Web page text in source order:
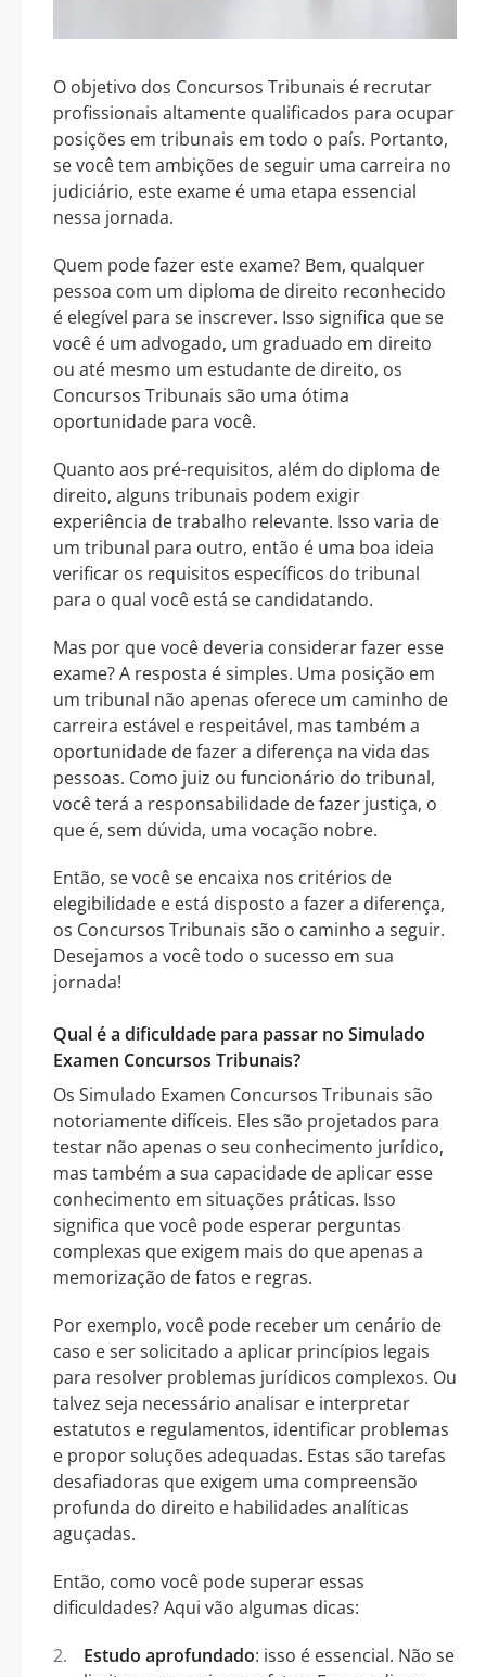
O objetivo dos Concursos Tribunais é recrutar
profissionais altamente qualificados para ocupar
posições em tribunais em todo o país. Portanto,
se você tem ambições de seguir uma carreira no
judiciário, este exame é uma etapa essencial
nessa jornada.
Quem pode fazer este exame? Bem, qualquer
pessoa com um diploma de direito reconhecido
é elegível para se inscrever. Isso significa que se
você é um advogado, um graduado em direito
ou até mesmo um estudante de direito, os
Concursos Tribunais são uma ótima
oportunidade para você.
Quanto aos pré-requisitos, além do diploma de
direito, alguns tribunais podem exigir
experiência de trabalho relevante. Isso varia de
um tribunal para outro, então é uma boa ideia
verificar os requisitos específicos do tribunal
para o qual você está se candidatando.
Mas por que você deveria considerar fazer esse
exame? A resposta é simples. Uma posição em
um tribunal não apenas oferece um caminho de
carreira estável e respeitável, mas também a
oportunidade de fazer a diferença na vida das
pessoas. Como juiz ou funcionário do tribunal,
você terá a responsabilidade de fazer justiça, o
que é, sem dúvida, uma vocação nobre.
Então, se você se encaixa nos critérios de
elegibilidade e está disposto a fazer a diferença,
os Concursos Tribunais são o caminho a seguir.
Desejamos a você todo o sucesso em sua
jornada!
Qual é a dificuldade para passar no Simulado
Examen Concursos Tribunais?
Os Simulado Examen Concursos Tribunais são
notoriamente difíceis. Eles são projetados para
testar não apenas o seu conhecimento jurídico,
mas também a sua capacidade de aplicar esse
conhecimento em situações práticas. Isso
significa que você pode esperar perguntas
complexas que exigem mais do que apenas a
memorização de fatos e regras.
Por exemplo, você pode receber um cenário de
caso e ser solicitado a aplicar princípios legais
para resolver problemas jurídicos complexos. Ou
talvez seja necessário analisar e interpretar
estatutos e regulamentos, identificar problemas
e propor soluções adequadas. Estas são tarefas
desafiadoras que exigem uma compreensão
profunda do direito e habilidades analíticas
aguçadas.
Então, como você pode superar essas
dificuldades? Aqui vão algumas dicas:
Estudo aprofundado: isso é essencial. Não se